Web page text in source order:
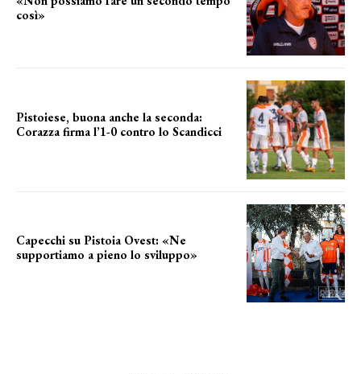
così»
Pistoiese, buona anche la seconda:
Corazza firma l’1-0 contro lo Scandicci
Capecchi su Pistoia Ovest: «Ne
supportiamo a pieno lo sviluppo»